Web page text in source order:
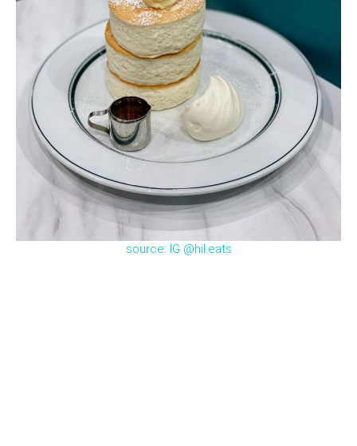
source: IG @hil.eats